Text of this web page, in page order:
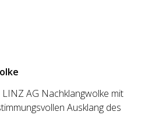
AG Nachklangwolke mit
Ausklang des